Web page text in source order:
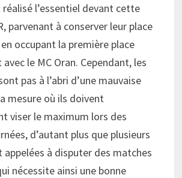
l’essentiel devant cette
parvenant à conserver leur place
occupant la première place
le MC Oran. Cependant, les
pas à l’abri d’une mauvaise
mesure où ils doivent
viser le maximum lors des
d’autant plus que plusieurs
appelées à disputer des matches
nécessite ainsi une bonne